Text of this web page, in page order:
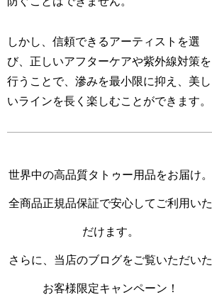
しかし、信頼できるアーティストを選
び、正しいアフターケアや紫外線対策を
行うことで、滲みを最小限に抑え、美し
いラインを長く楽しむことができます。
世界中の高品質タトゥー用品をお届け。
全商品正規品保証で安心してご利用いた
だけます。
さらに、当店のブログをご覧いただいた
お客様限定キャンペーン！